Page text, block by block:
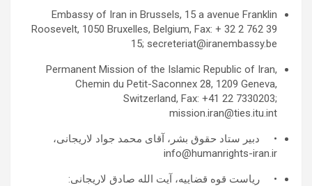
Embassy of Iran in Brussels, 15 a avenue Franklin
Roosevelt, 1050 Bruxelles, Belgium, Fax: + 32 2 762 39
15; secreteriat@iranembassy.be
Permanent Mission of the Islamic Republic of Iran,
Chemin du Petit-Saconnex 28, 1209 Geneva,
Switzerland, Fax: +41 22 7330203;
mission.iran@ties.itu.int
• دبیر ستاد حقوق بشر، آقای محمد جواد لاریجانی،
info@humanrights-iran.ir
• ریاست قوه قضاییه، آیت الله صادق لاریجانی: